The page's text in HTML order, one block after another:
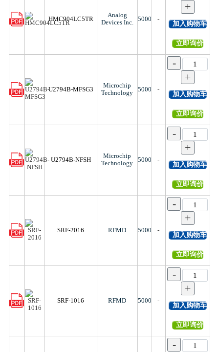
HMC904LC5TR
Analog
Devices Inc.
5000 -
+
加入购物车
立即询价
U2794B-MFSG3
Microchip
Technology
5000 -
-
+
加入购物车
立即询价
U2794B-NFSH
Microchip
Technology
5000 -
-
+
加入购物车
立即询价
SRF-2016 RFMD 5000 -
-
+
加入购物车
立即询价
SRF-1016 RFMD 5000 -
-
+
加入购物车
立即询价
-